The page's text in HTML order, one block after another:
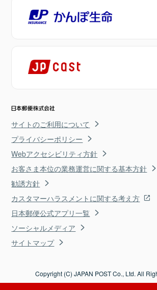
サイトのご利用について
プライバシーポリシー
Webアクセシビリティ方針
お客さま本位の業務運営に関する基本方針
勧誘方針
カスタマーハラスメントに関する考え方
日本郵便公式アプリ一覧
ソーシャルメディア
サイトマップ
Copyright (C) JAPAN POST Co., Ltd. All